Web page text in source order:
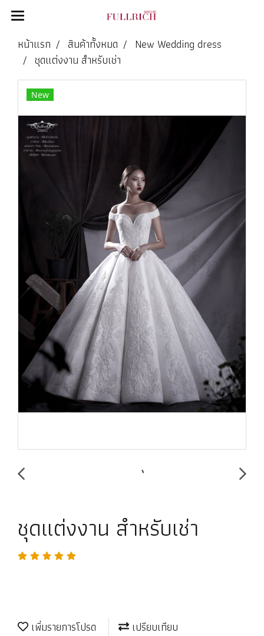
หน้าแรก สินค้าทั้งหมด
New Wedding dress
ชุดแต่งงาน สำหรับเช่า
New
ชุดแต่งงาน สำหรับเช่า
เพิ่มรายการโปรด
เปรียบเทียบ